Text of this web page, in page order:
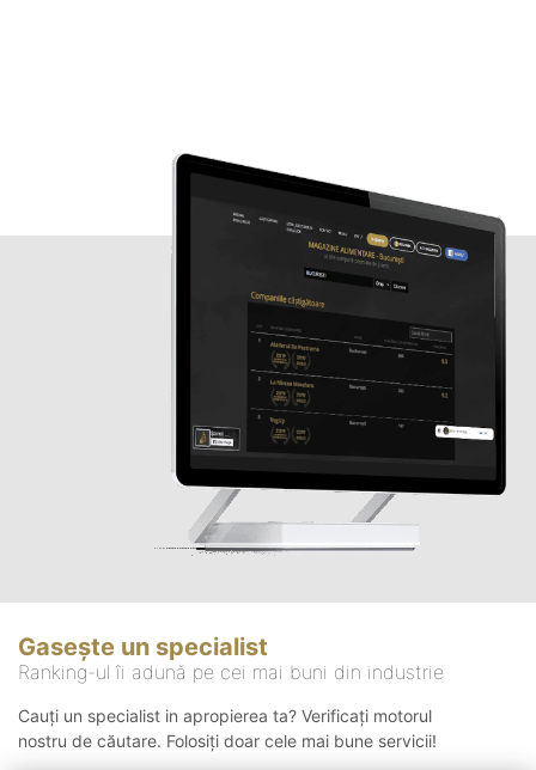
Gasește un specialist
Ranking-ul îi adună pe cei mai buni din industrie
Cauți un specialist in apropierea ta? Verificați motorul
nostru de căutare. Folosiți doar cele mai bune servicii!